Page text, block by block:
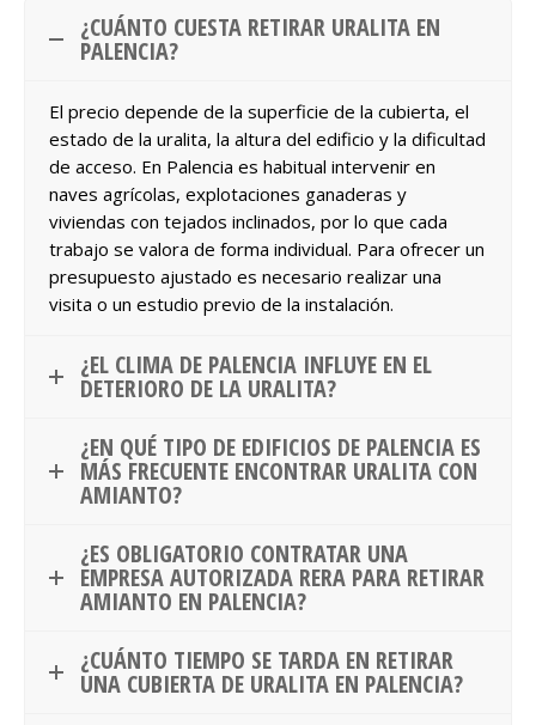
¿CUÁNTO CUESTA RETIRAR URALITA EN
PALENCIA?
El precio depende de la superficie de la cubierta, el
estado de la uralita, la altura del edificio y la dificultad
de acceso. En Palencia es habitual intervenir en
naves agrícolas, explotaciones ganaderas y
viviendas con tejados inclinados, por lo que cada
trabajo se valora de forma individual. Para ofrecer un
presupuesto ajustado es necesario realizar una
visita o un estudio previo de la instalación.
¿EL CLIMA DE PALENCIA INFLUYE EN EL
DETERIORO DE LA URALITA?
¿EN QUÉ TIPO DE EDIFICIOS DE PALENCIA ES
MÁS FRECUENTE ENCONTRAR URALITA CON
AMIANTO?
¿ES OBLIGATORIO CONTRATAR UNA
EMPRESA AUTORIZADA RERA PARA RETIRAR
AMIANTO EN PALENCIA?
¿CUÁNTO TIEMPO SE TARDA EN RETIRAR
UNA CUBIERTA DE URALITA EN PALENCIA?